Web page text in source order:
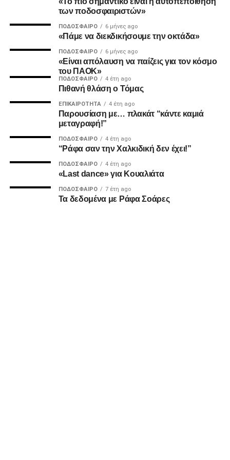
2. Την πιο σίγουρη και την πιο γρήγορη λύση για την
πολύ να δωθεί στον λαό του ΠΑΟΚ.
Και από ότι φαίνεται, ούτε γρήγοροι, ούτε σίγουροι, ούτε
ανεξάρτητοι σταθήκατε.
Επιθυμία λοιπόν του κόσμου που σας στήριξε είναι να
δωθούν ΑΜΕΣΑ αποτελέσματα και λύσεις οι οποίες
υποστηρίζονται από συμπαγής απόψεις και όχι αβάσιμες
τεκμηριώσεις και κομφούζιο καθυστερήσεων για το τι
πραγματικά συμβαίνει με την κληρονομιά του συλλόγου
των ποδοσφαιριστών»
ΠΟΔΌΣΦΑΙΡΟ 6 μήνες ago
«Πάμε να διεκδικήσουμε την οκτάδα»
ΠΟΔΌΣΦΑΙΡΟ 6 μήνες ago
«Είναι απόλαυση να παίζεις για τον κόσμο
του ΠΑΟΚ»
ΠΟΔΌΣΦΑΙΡΟ 4 έτη ago
Πιθανή θλάση ο Τόμας
ΕΠΙΚΑΙΡΌΤΗΤΑ 4 έτη ago
Παρουσίαση με… πλακάτ “κάντε καμιά
μεταγραφή!”
ΠΟΔΌΣΦΑΙΡΟ 4 έτη ago
“Ράφα σαν την Χαλκιδική δεν έχει!”
ΠΟΔΌΣΦΑΙΡΟ 4 έτη ago
«Last dance» για Κουαλιάτα
ΠΟΔΌΣΦΑΙΡΟ 7 έτη ago
Τα δεδομένα με Ράφα Σοάρες